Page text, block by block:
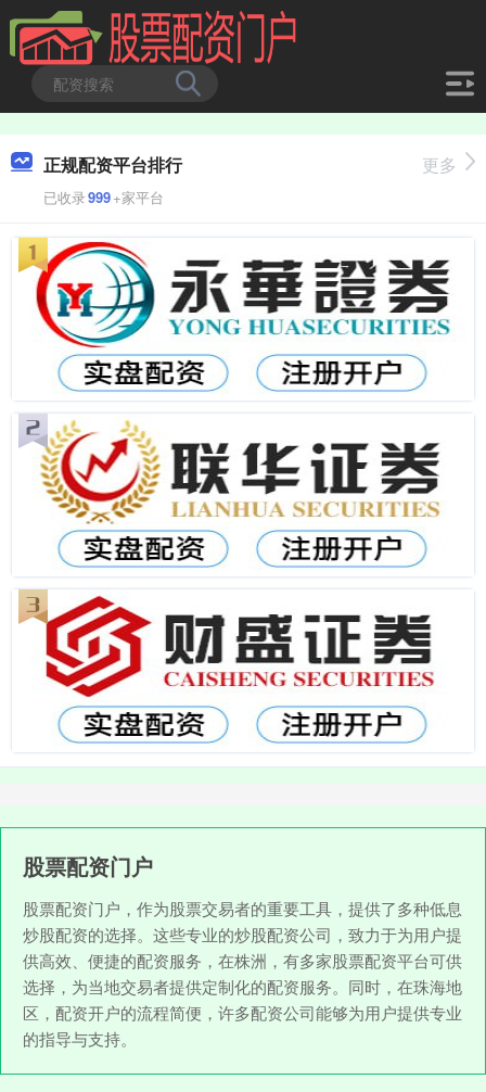
正规配资平台排行
已收录999+家平台
更多
股票配资门户
股票配资门户，作为股票交易者的重要工具，提供了多种低息
炒股配资的选择。这些专业的炒股配资公司，致力于为用户提
供高效、便捷的配资服务，在株洲，有多家股票配资平台可供
选择，为当地交易者提供定制化的配资服务。同时，在珠海地
区，配资开户的流程简便，许多配资公司能够为用户提供专业
的指导与支持。